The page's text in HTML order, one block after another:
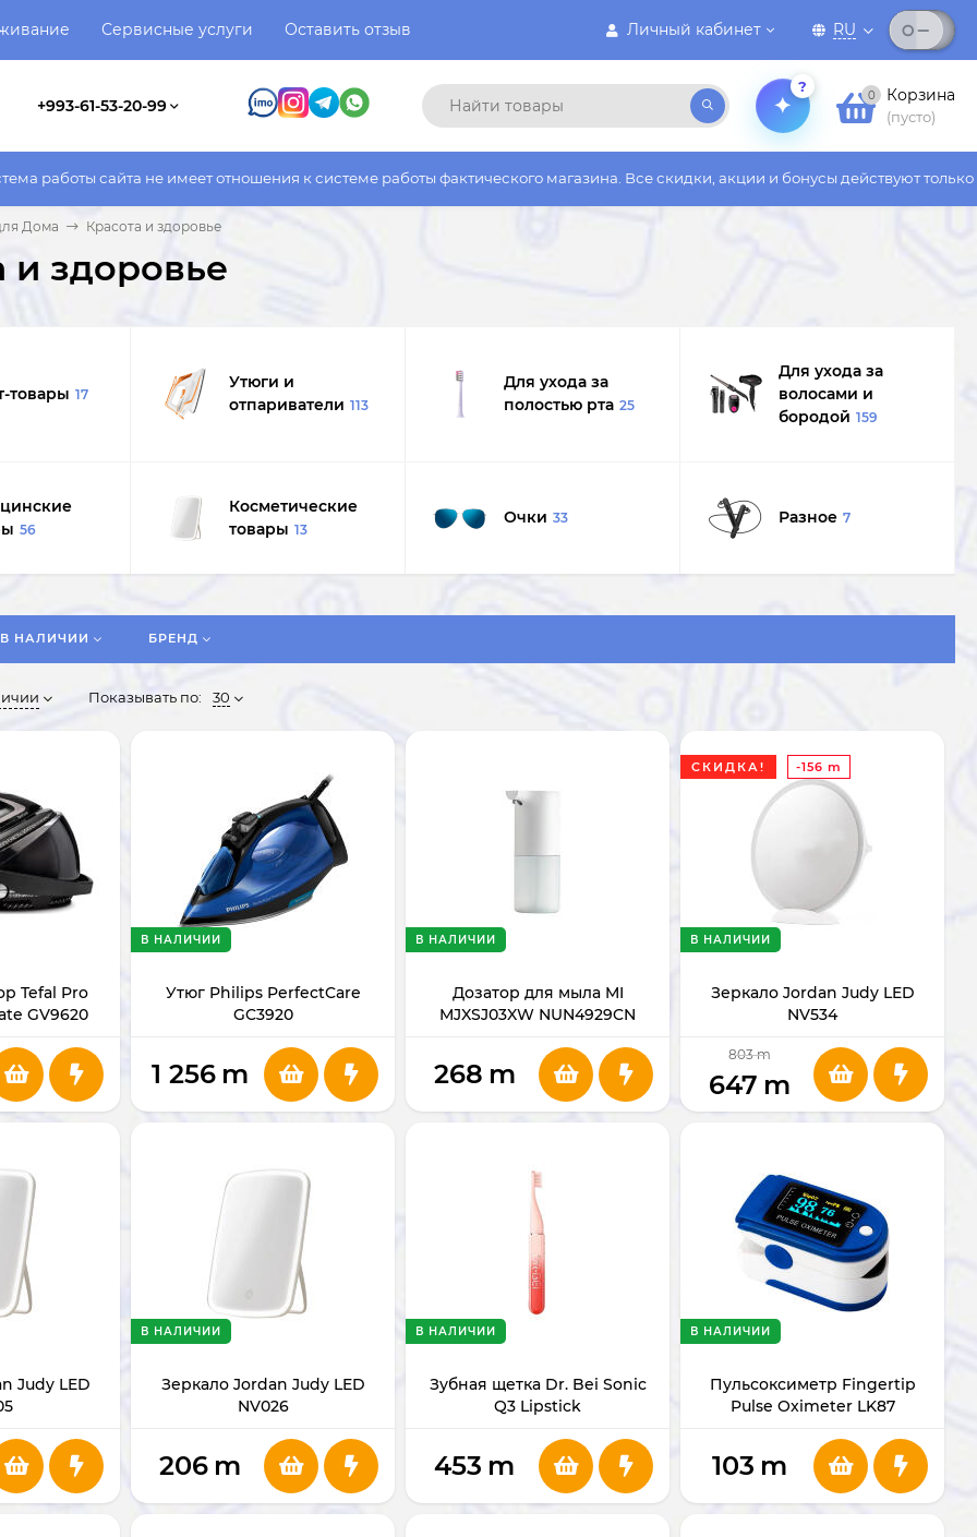
Личный кабинет RU
Сервисные услуги Оставить отзыв
+993-61-53-20-99
?
0 Корзина
(пусто)
имеет отношения к системе работы фактического магазина. Все скидки, акции и бонусы действуют только на сайте
Дома Красота и здоровье
и здоровье
товары 17
Утюги и
отпариватели 113
Для ухода за
полостью рта 25
Для ухода за
волосами и
бородой 159
56
Косметические
товары 13
Очки 33 Разное 7
В НАЛИЧИИ БРЕНД
Показывать по: 30
Tefal Pro
GV9620
Утюг Philips PerfectCare
GC3920
В НАЛИЧИИ
1 256 m
Дозатор для мыла MI
MJXSJ03XW NUN4929CN
В НАЛИЧИИ
268 m
СКИДКА! -156 m
Зеркало Jordan Judy LED
NV534
В НАЛИЧИИ
803 m
647 m
Judy LED
Зеркало Jordan Judy LED
NV026
В НАЛИЧИИ
206 m
Зубная щетка Dr. Bei Sonic
Q3 Lipstick
В НАЛИЧИИ
453 m
Пульсоксиметр Fingertip
Pulse Oximeter LK87
В НАЛИЧИИ
103 m